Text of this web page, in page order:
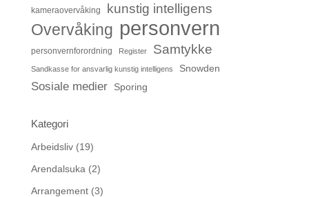
kameraovervåking kunstig intelligens
Overvåking personvern
personvernforordning Register Samtykke
Sandkasse for ansvarlig kunstig intelligens Snowden
Sosiale medier Sporing
Kategori
Arbeidsliv(19)
Arendalsuka (2)
Arrangement(3)